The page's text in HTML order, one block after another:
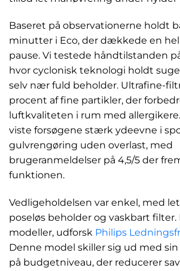
Baseret på observationerne holdt
minutter i Eco, der dækkede en
pause. Vi testede håndtilstanden
hvor cyclonisk teknologi holdt
selv nær fuld beholder. Ultrafine-
procent af fine partikler, der
luftkvaliteten i rum med
viste forsøgene stærk ydeevne i
gulvrengøring uden overlast, med
brugeranmeldelser på 4,5/5 der
funktionen.
Vedligeholdelsen var enkel, med
poseløs beholder og vaskbart filter.
modeller, udforsk Philips
Denne model skiller sig ud med
på budgetniveau, der reducerer